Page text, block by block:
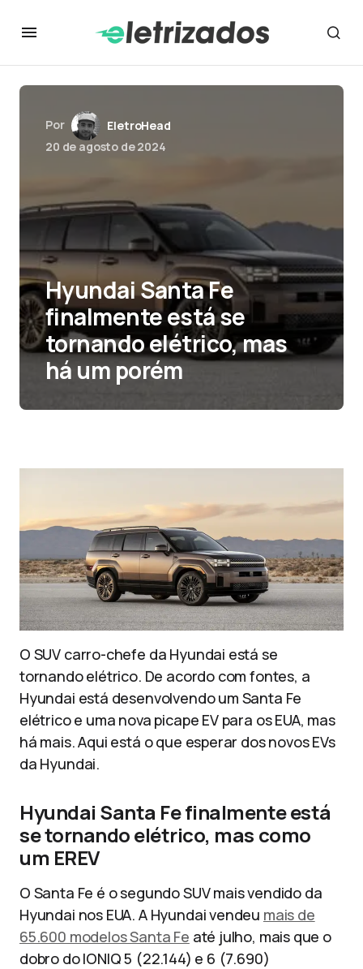
Por
EletroHead
20 de agosto de 2024
Hyundai Santa Fe
finalmente está se
tornando elétrico, mas
há um porém
O SUV carro-chefe da Hyundai está se
tornando elétrico. De acordo com fontes, a
Hyundai está desenvolvendo um Santa Fe
elétrico e uma nova picape EV para os EUA, mas
há mais. Aqui está o que esperar dos novos EVs
da Hyundai.
Hyundai Santa Fe finalmente está
se tornando elétrico, mas como
um EREV
O Santa Fe é o segundo SUV mais vendido da
Hyundai nos EUA. A Hyundai vendeu mais de
65.600 modelos Santa Fe até julho, mais que o
dobro do IONIQ 5 (22.144) e 6 (7.690)